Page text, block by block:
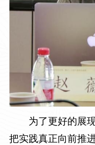
为了更好的展
把实践真正向前推